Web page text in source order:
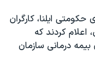
ایلنا، کارگران
اعلام کردند که
درمانی سازمان